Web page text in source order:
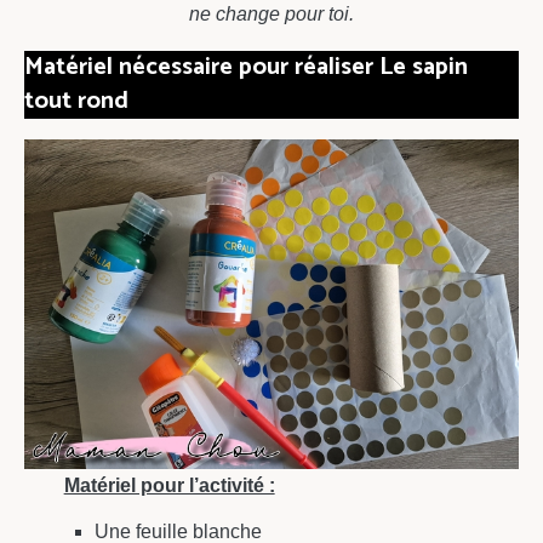
ne change pour toi.
Matériel nécessaire pour réaliser Le sapin
tout rond
Matériel pour l’activité :
Une feuille blanche